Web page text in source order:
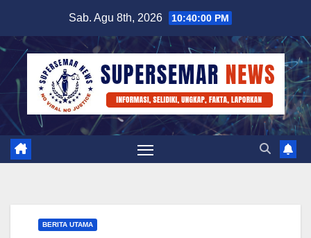
content
Sab. Agu 8th, 2026 10:40:00 PM
BERITA UTAMA